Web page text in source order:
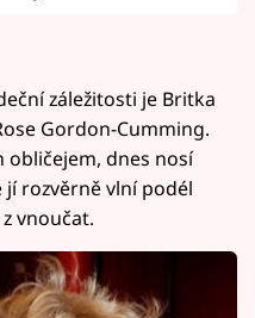
záležitosti je Britka
Gordon-Cumming.
dnes nosí
jí rozvěrně vlní podél
vnoučat.